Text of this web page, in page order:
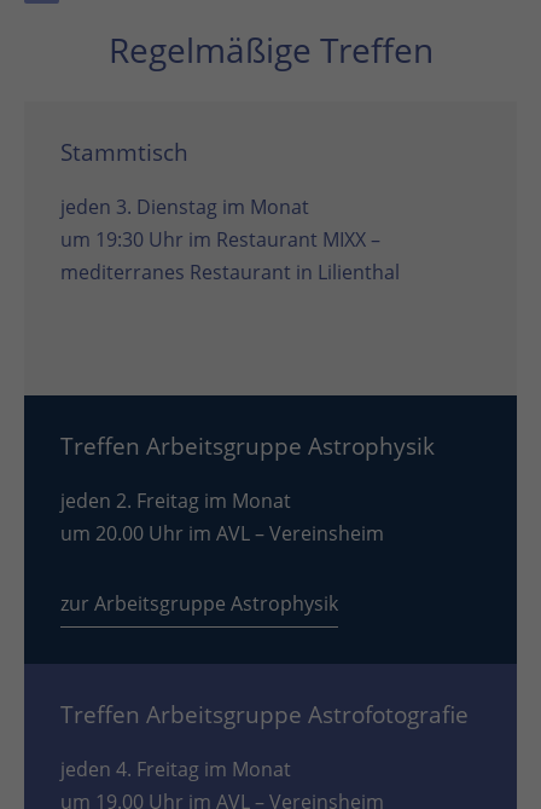
Regelmäßige Treffen
Stammtisch
jeden 3. Dienstag im Monat
um 19:30 Uhr im Restaurant MIXX –
mediterranes Restaurant in Lilienthal
Treffen Arbeitsgruppe Astrophysik
jeden 2. Freitag im Monat
um 20.00 Uhr im AVL – Vereinsheim
zur Arbeitsgruppe Astrophysik
Treffen Arbeitsgruppe Astrofotografie
jeden 4. Freitag im Monat
um 19.00 Uhr im AVL – Vereinsheim